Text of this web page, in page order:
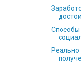
Способы